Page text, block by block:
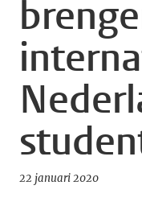
22 januari 2020